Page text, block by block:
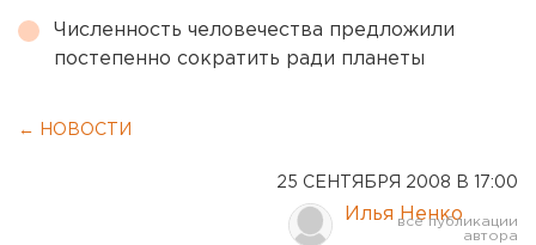
Численность человечества предложили
постепенно сократить ради планеты
← НОВОСТИ
25 СЕНТЯБРЯ 2008 В 17:00
Илья Ненко